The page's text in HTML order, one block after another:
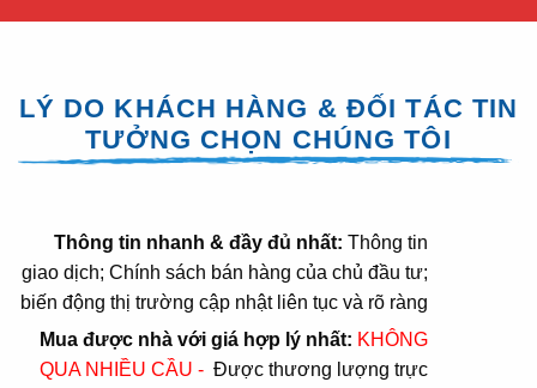
LÝ DO KHÁCH HÀNG & ĐỐI TÁC TIN
TƯỞNG CHỌN CHÚNG TÔI
Thông tin nhanh & đầy đủ nhất: Thông tin
giao dịch; Chính sách bán hàng của chủ đầu tư;
biến động thị trường cập nhật liên tục và rõ ràng
Mua được nhà với giá hợp lý nhất: KHÔNG
QUA NHIỀU CẦU - Được thương lượng trực